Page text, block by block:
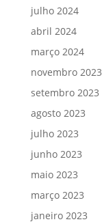
julho 2024
abril 2024
março 2024
novembro 2023
setembro 2023
agosto 2023
julho 2023
junho 2023
maio 2023
março 2023
janeiro 2023